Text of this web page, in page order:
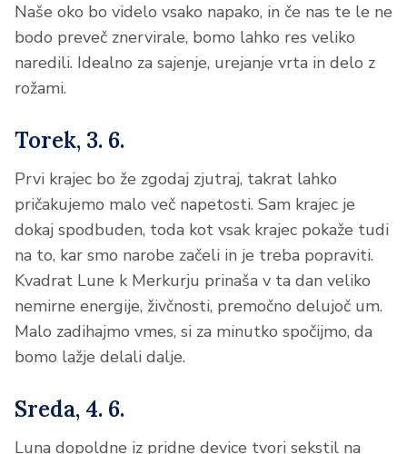
Naše oko bo videlo vsako napako, in če nas te le ne
bodo preveč znervirale, bomo lahko res veliko
naredili. Idealno za sajenje, urejanje vrta in delo z
rožami.
Torek, 3. 6.
Prvi krajec bo že zgodaj zjutraj, takrat lahko
pričakujemo malo več napetosti. Sam krajec je
dokaj spodbuden, toda kot vsak krajec pokaže tudi
na to, kar smo narobe začeli in je treba popraviti.
Kvadrat Lune k Merkurju prinaša v ta dan veliko
nemirne energije, živčnosti, premočno delujoč um.
Malo zadihajmo vmes, si za minutko spočijmo, da
bomo lažje delali dalje.
Sreda, 4. 6.
Luna dopoldne iz pridne device tvori sekstil na